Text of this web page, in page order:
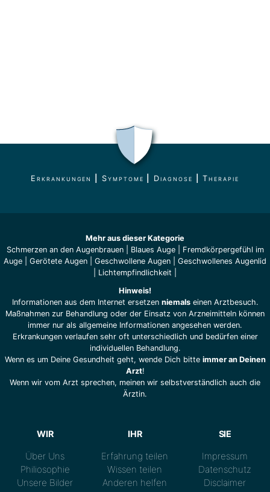
Erkrankungen Symptome Diagnose |Therapie
Mehr aus dieser Kategorie
Schmerzen an den Augenbrauen| Blaues Auge| Fremdkörpergefühl im
Auge
Gerötete Augen Geschwollene Augen
Geschwollenes Augenlid
Lichtempfindlichkeit
Hinweis!
Informationen aus dem Internet ersetzen niemalseinen Arztbesuch.
Maßnahmen zur Behandlung oder der Einsatz von Arzneimitteln können
immer nur als allgemeine Informationen angesehen werden.
Erkrankungen verlaufen sehr oft unterschiedlich und bedürfen einer
individuellen Behandlung.
Wenn es um Deine Gesundheit geht, wende Dich bitte immer an Deinen
Arzt!
Wenn wir vom Arzt sprechen, meinen wir selbstverständlich auch die
Ärztin.
WIR
Über Uns
Philiosophie
Unsere Bilder
IHR
Erfahrung teilen
Wissen teilen
Anderen helfen
SIE
Impressum
Datenschutz
Disclaimer